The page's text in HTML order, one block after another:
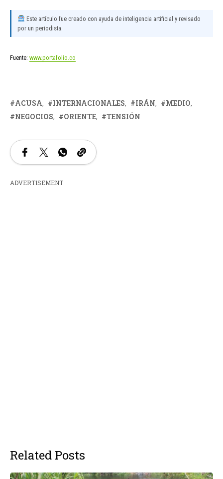
Este artículo fue creado con ayuda de inteligencia artificial y revisado
por un periodista.
Fuente: www.portafolio.co
ACUSA INTERNACIONALES IRÁN
MEDIO
NEGOCIOS
ORIENTE TENSIÓN
ADVERTISEMENT
Related Posts